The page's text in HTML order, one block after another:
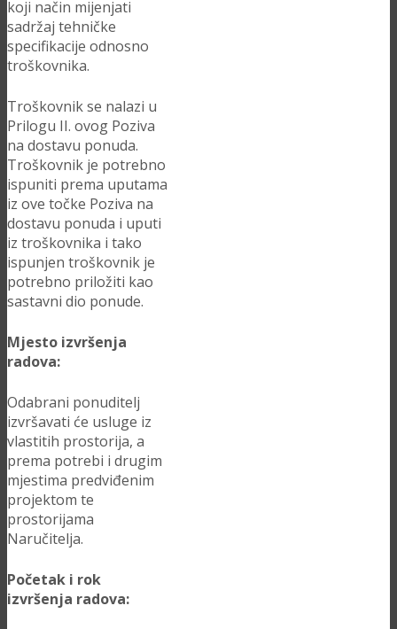
koji način mijenjati
sadržaj tehničke
specifikacije odnosno
troškovnika.
Troškovnik se nalazi u
Prilogu II. ovog Poziva
na dostavu ponuda.
Troškovnik je potrebno
ispuniti prema uputama
iz ove točke Poziva na
dostavu ponuda i uputi
iz troškovnika i tako
ispunjen troškovnik je
potrebno priložiti kao
sastavni dio ponude.
Mjesto izvršenja
radova:
Odabrani ponuditelj
izvršavati će usluge iz
vlastitih prostorija, a
prema potrebi i drugim
mjestima predviđenim
projektom te
prostorijama
Naručitelja.
Početak i rok
izvršenja radova: